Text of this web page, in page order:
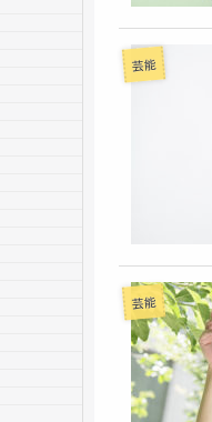
芸能
芸能